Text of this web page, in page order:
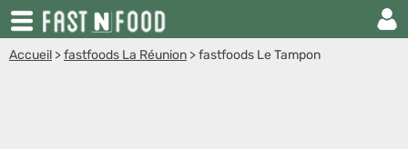
Accueil >fastfoods La Réunion >fastfoods Le Tampon